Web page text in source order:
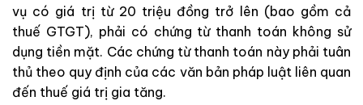
vụ có giá trị từ 20 triệu đồng trở lên (bao gồm cả
thuế GTGT), phải có chứng từ thanh toán không sử
dụng tiền mặt. Các chứng từ thanh toán này phải tuân
thủ theo quy định của các văn bản pháp luật liên quan
đến thuế giá trị gia tăng.